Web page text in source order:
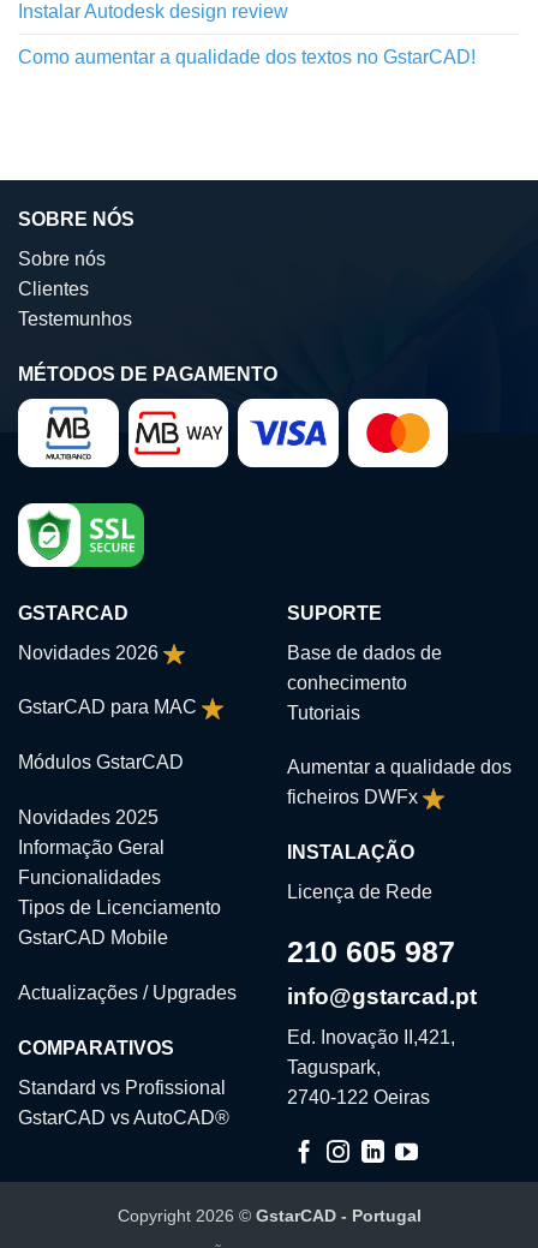
Instalar Autodesk design review
Como aumentar a qualidade dos textos no GstarCAD!
SOBRE NÓS
Sobre nós
Clientes
Testemunhos
MÉTODOS DE PAGAMENTO
GSTARCAD
Novidades 2026
GstarCAD para MAC
Módulos GstarCAD
Novidades 2025
Informação Geral
Funcionalidades
Tipos de Licenciamento
GstarCAD Mobile
Actualizações / Upgrades
COMPARATIVOS
Standard vs Profissional
GstarCAD vs AutoCAD®
SUPORTE
Base de dados de
conhecimento
Tutoriais
Aumentar a qualidade dos
ficheiros DWFx
INSTALAÇÃO
Licença de Rede
210 605 987
info@gstarcad.pt
Ed. Inovação II,421,
Taguspark,
2740-122 Oeiras
Copyright 2026 © GstarCAD - Portugal